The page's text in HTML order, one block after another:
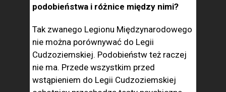
podobieństwa i różnice między nimi?
Tak zwanego Legionu Międzynarodowego
nie można porównywać do Legii
Cudzoziemskiej. Podobieństw też raczej
nie ma. Przede wszystkim przed
wstąpieniem do Legii Cudzoziemskiej